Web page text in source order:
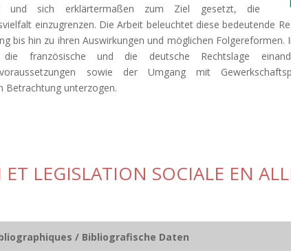
und sich erklärtermaßen zum Ziel gesetzt, die
einzugrenzen. Die Arbeit beleuchtet diese bedeutende
bis hin zu ihren Auswirkungen und möglichen
französische und die deutsche Rechtslage
sowie der Umgang mit
Betrachtung unterzogen.
ET LEGISLATION SOCIALE EN
/ Bibliografische Daten